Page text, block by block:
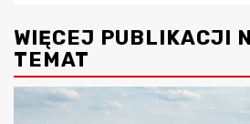
WIĘCEJ PUBLIKACJI
TEMAT